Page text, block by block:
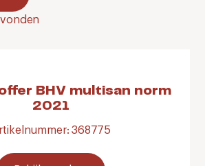
BHV multisan norm
2021
368775